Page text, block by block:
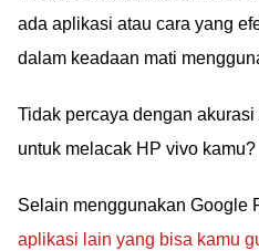
ada aplikasi atau cara yang
dalam keadaan mati
Tidak percaya dengan
untuk melacak HP vivo kamu?
Selain menggunakan Google
aplikasi lain yang bisa kamu